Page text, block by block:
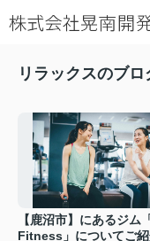
リラックスのブロ
【鹿沼市】にあるジム
Fitness」についてご紹